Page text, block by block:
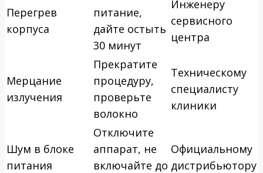
Перегрев
корпуса
питание,
дайте остыть
30 минут
Инженеру
сервисного
центра
Мерцание
излучения
Прекратите
процедуру,
проверьте
волокно
Техническому
специалисту
клиники
Шум в блоке
питания
Отключите
аппарат, не
включайте до
Официальному
дистрибьютору